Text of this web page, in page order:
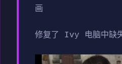
画
修复了 Ivy 电脑中缺